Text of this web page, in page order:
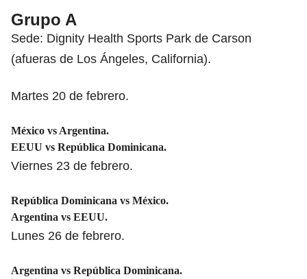
Grupo A
Sede: Dignity Health Sports Park de Carson
(afueras de Los Ángeles, California).
Martes 20 de febrero.
México vs Argentina.
EEUU vs República Dominicana.
Viernes 23 de febrero.
República Dominicana vs México.
Argentina vs EEUU.
Lunes 26 de febrero.
Argentina vs República Dominicana.